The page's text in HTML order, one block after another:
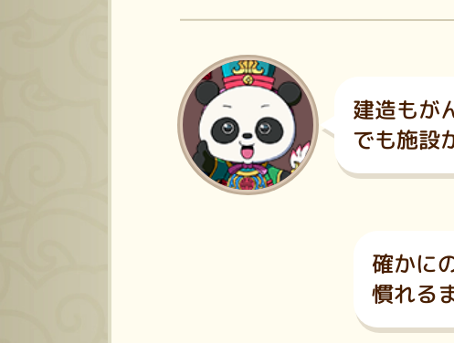
建造もが
でも施設
確かに
慣れる